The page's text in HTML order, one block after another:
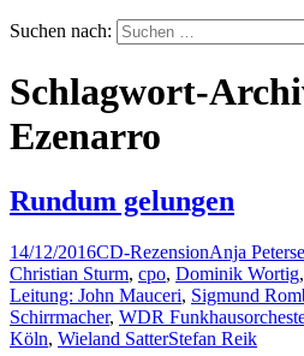
Suchen nach:
Schlagwort-
Ezenarro
Rundum gelungen
14/12/2016CD-RezensionAnja
Christian Sturm, cpo, Dominik Wortig,
Leitung: John Mauceri, Sigmund
Schirrmacher, WDR
Köln, Wieland SatterStefan Reik